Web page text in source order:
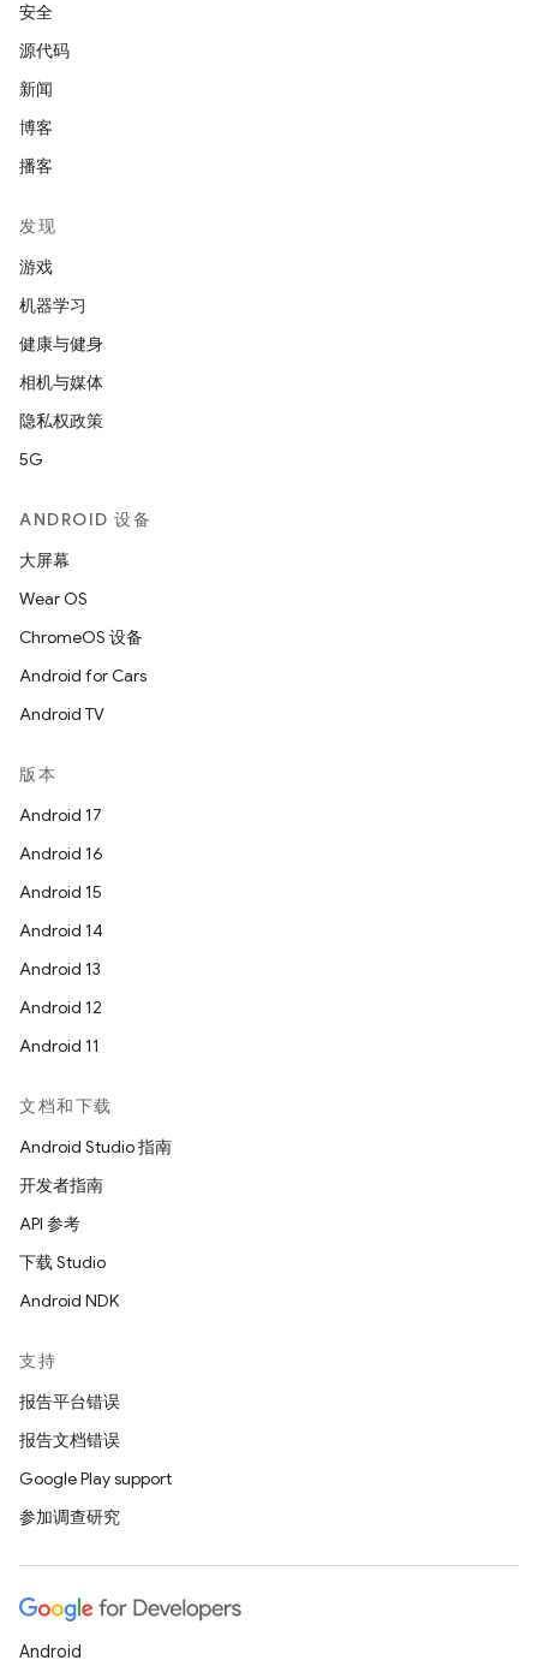
安全
源代码
新闻
博客
播客
发现
游戏
机器学习
健康与健身
相机与媒体
隐私权政策
5G
ANDROID 设备
大屏幕
Wear OS
ChromeOS 设备
Android for Cars
Android TV
版本
Android 17
Android 16
Android 15
Android 14
Android 13
Android 12
Android 11
文档和下载
Android Studio 指南
开发者指南
API 参考
下载 Studio
Android NDK
支持
报告平台错误
报告文档错误
Google Play support
参加调查研究
Android